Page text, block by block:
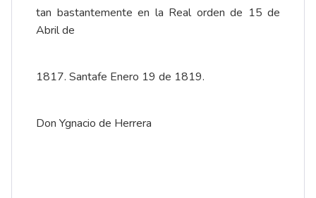
tan bastantemente en la Real orden de 15 de
Abril de
1817. Santafe Enero 19 de 1819.
Don Ygnacio de Herrera